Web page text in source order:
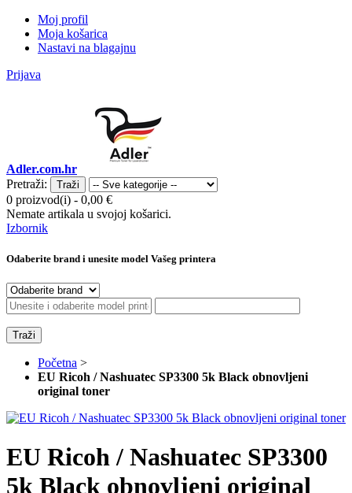
Moj profil
Moja košarica
Nastavi na blagajnu
Prijava
Adler.com.hr
Pretraži:
Traži
0 proizvod(i) - 0,00 €
Nemate artikala u svojoj košarici.
Izbornik
Odaberite brand i unesite model Vašeg printera
Traži
Početna >
EU Ricoh / Nashuatec SP3300 5k Black obnovljeni
original toner
EU Ricoh / Nashuatec SP3300
5k Black obnovljeni original